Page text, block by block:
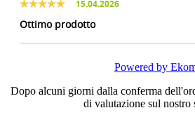
15.04.2026
Ottimo prodotto
Powered by
Dopo alcuni giorni dalla conferma
di valutazione sul nostro